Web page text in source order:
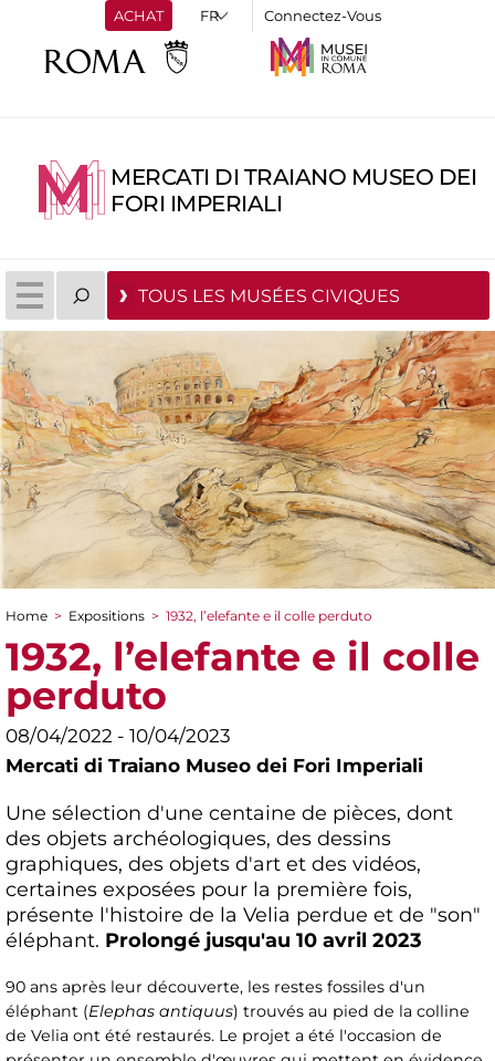
ACHAT Connectez-Vous
MERCATI DI TRAIANO MUSEO DEI
FORI IMPERIALI
TOUS LES MUSÉES CIVIQUES
You are here
Home > Expositions > 1932, l’elefante e il colle perduto
1932, l’elefante e il colle
perduto
08/04/2022 - 10/04/2023
Mercati di Traiano Museo dei Fori Imperiali
Une sélection d'une centaine de pièces, dont
des objets archéologiques, des dessins
graphiques, des objets d'art et des vidéos,
certaines exposées pour la première fois,
présente l'histoire de la Velia perdue et de "son"
éléphant. Prolongé jusqu'au 10 avril 2023
90 ans après leur découverte, les restes fossiles d'un
éléphant (Elephas antiquus) trouvés au pied de la colline
de Velia ont été restaurés. Le projet a été l'occasion de